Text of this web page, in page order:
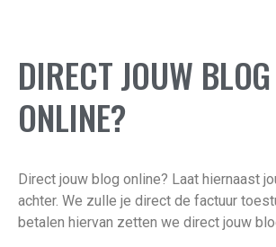
DIRECT JOUW BLOG
ONLINE?
Direct jouw blog online? Laat hiernaast
achter. We zulle je direct de factuur
betalen hiervan zetten we direct jouw